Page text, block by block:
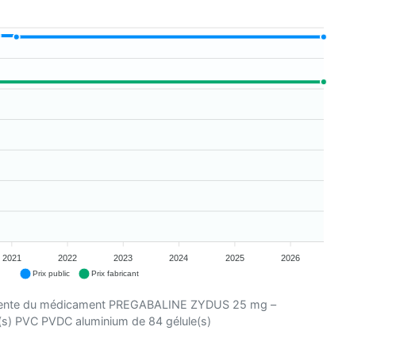
2021 2022 2023 2024 2025 2026
Prix public Prix fabricant
du médicament PREGABALINE ZYDUS 25 mg –
PVC PVDC aluminium de 84 gélule(s)